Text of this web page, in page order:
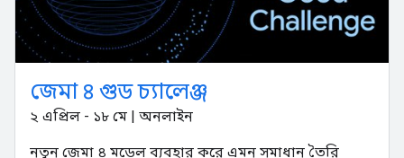
জেমা ৪ গুড চ্যালেঞ্জ
২ এপ্রিল - ১৮ মে | অনলাইন
নতুন জেমা ৪ মডেল ব্যবহার করে এমন সমাধান তৈরি